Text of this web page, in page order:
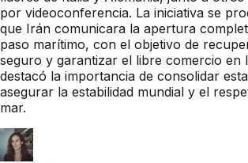
por videoconferencia. La iniciativa se
que Irán comunicara la apertura
paso marítimo, con el objetivo de
seguro y garantizar el libre comercio en
destacó la importancia de consolidar
asegurar la estabilidad mundial y el
mar.